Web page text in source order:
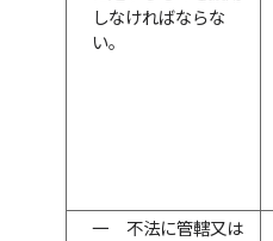
しなければならな
い。
一
不法に管轄又は